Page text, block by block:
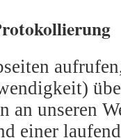
an unseren
einer